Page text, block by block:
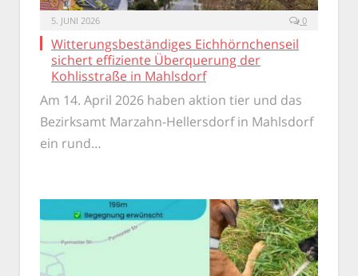
5. JUNI 2026 0
Witterungsbeständiges Eichhörnchenseil
sichert effiziente Überquerung der
Kohlisstraße in Mahlsdorf
Am 14. April 2026 haben aktion tier und das
Bezirksamt Marzahn-Hellersdorf in Mahlsdorf
ein rund…